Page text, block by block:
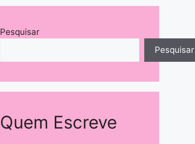
Pesquisar
Pesquisar
Quem Escreve